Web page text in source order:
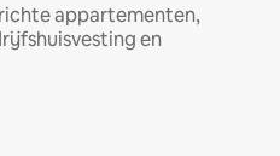
appartementen,
en